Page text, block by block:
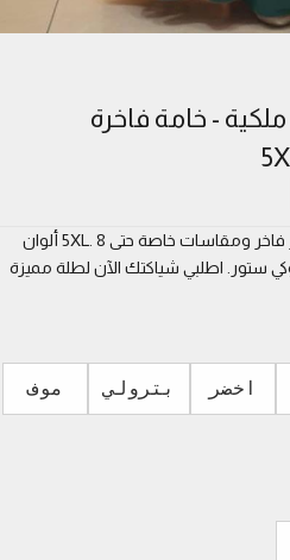
- خامة فاخرة
عباية استقبال شيفون ملكية بتطريز فاخر ومقاسات خاصة حتى 5XL. 8 ألوان
ستور. اطلبي شياكتك الآن لطلة مميزة
اخضر بترولي موف